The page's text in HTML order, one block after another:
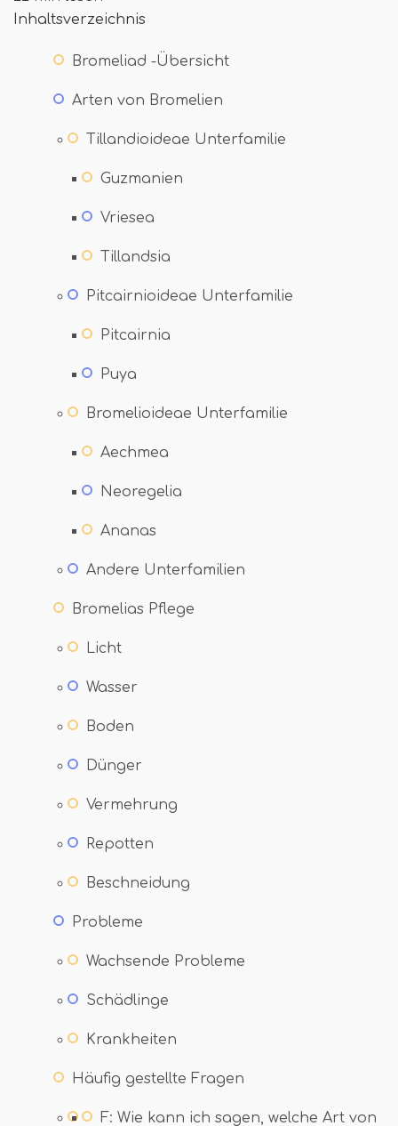
Inhaltsverzeichnis
Bromeliad -Übersicht
Arten von Bromelien
Tillandioideae Unterfamilie
Guzmanien
Vriesea
Tillandsia
Pitcairnioideae Unterfamilie
Pitcairnia
Puya
Bromelioideae Unterfamilie
Aechmea
Neoregelia
Ananas
Andere Unterfamilien
Bromelias Pflege
Licht
Wasser
Boden
Dünger
Vermehrung
Repotten
Beschneidung
Probleme
Wachsende Probleme
Schädlinge
Krankheiten
Häufig gestellte Fragen
F: Wie kann ich sagen, welche Art von